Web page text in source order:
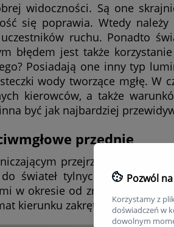
widoczności. Są one
się poprawia. Wtedy należy
ruchu. Ponadto
błędem jest także
Posiadają one inny typ
wody tworzące mgłę. W
kierowców, a także
być jak najbardziej
przednie
przejrzystość
świateł tylnych,
przednie
w okresie od zmierzchu do
kierunku zakrętów, a także o
Pozwól
Korzystamy z
doświadczeń w
dowolnym